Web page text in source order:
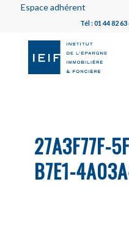
Espace adhérent
Tél : 01 44 82
27A3F77F-
B7E1-